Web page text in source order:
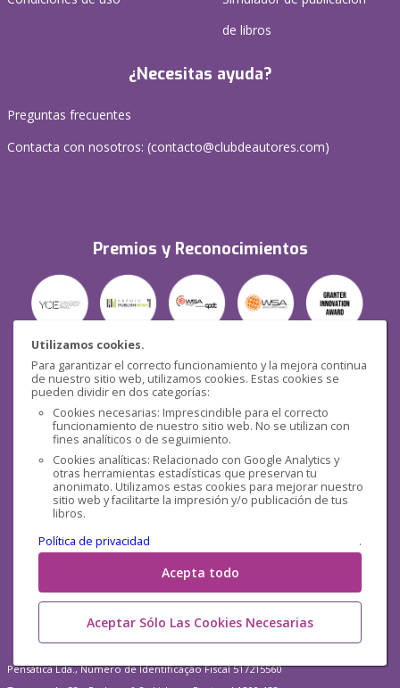
Utilizamos cookies.
Para garantizar el correcto funcionamiento y la mejora continua
de nuestro sitio web, utilizamos cookies. Estas cookies se
pueden dividir en dos categorías:
Cookies necesarias: Imprescindible para el correcto
funcionamiento de nuestro sitio web. No se utilizan con
fines analíticos o de seguimiento.
Cookies analíticas: Relacionado con Google Analytics y
otras herramientas estadísticas que preservan tu
anonimato. Utilizamos estas cookies para mejorar nuestro
sitio web y facilitarte la impresión y/o publicación de tus
libros.
Política de privacidad
.
Acepta todo
Aceptar Sólo Las Cookies Necesarias
de libros
¿Necesitas ayuda?
Preguntas frecuentes
Contacta con nosotros: (contacto@clubdeautores.com)
Premios y Reconocimientos
Seguridad
Redes sociales
Pensática Lda., Número de Identificação Fiscal 517215560